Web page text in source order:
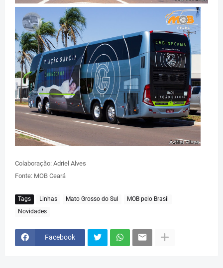
Colaboração: Adriel Alves
Fonte: MOB Ceará
Tags Linhas Mato Grosso do Sul
MOB pelo Brasil
Novidades
Facebook